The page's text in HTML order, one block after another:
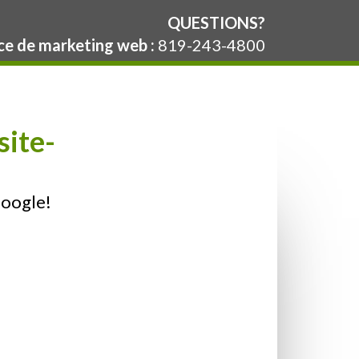
QUESTIONS?
de marketing web : 819-243-4800